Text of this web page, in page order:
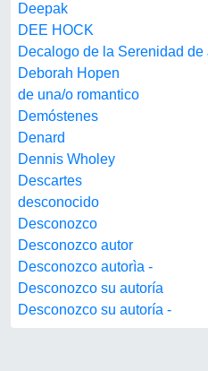
Deepak
DEE HOCK
Decalogo de la Serenidad de
Deborah Hopen
de una/o romantico
Demóstenes
Denard
Dennis Wholey
Descartes
desconocido
Desconozco
Desconozco autor
Desconozco autorìa -
Desconozco su autoría
Desconozco su autoría -